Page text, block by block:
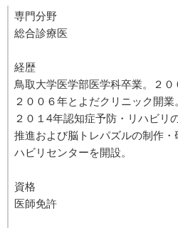
専門分野
総合診療医
経歴
鳥取大学医学部医学科卒業。２０
２００６年とよだクリニック開業。
２０１4年認知症予防・リハビリ
推進および脳トレパズルの制作
ハビリセンターを開設。
資格
医師免許